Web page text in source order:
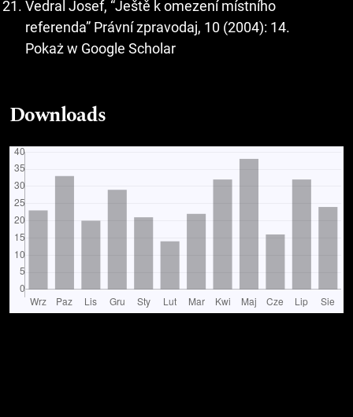
Vedral Josef, “Ještě k omezení místního
referenda” Právní zpravodaj, 10 (2004): 14.
Pokaż w Google Scholar
Downloads